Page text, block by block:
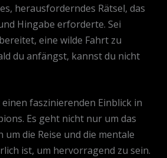
herausforderndes Rätsel, das
Hingabe erforderte. Sei
eine wilde Fahrt zu
du anfängst, kannst du nicht
faszinierenden Einblick in
Es geht nicht nur um das
um die Reise und die mentale
ist, um hervorragend zu sein.